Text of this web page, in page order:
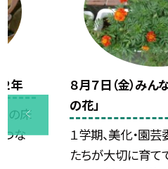
年
の床
つな
８月７日（金）みん
の花」
１学期、美化・園
たちが大切に育て